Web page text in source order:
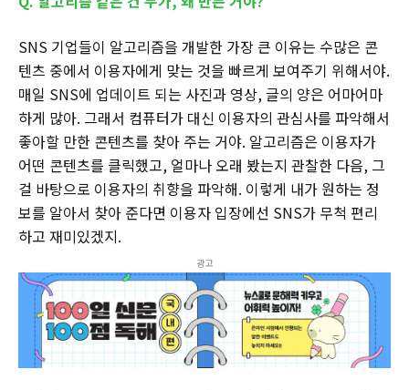
SNS 기업들이 알고리즘을 개발한 가장 큰 이유는 수많은 콘
텐츠 중에서 이용자에게 맞는 것을 빠르게 보여주기 위해서야.
매일 SNS에 업데이트 되는 사진과 영상, 글의 양은 어마어마
하게 많아. 그래서 컴퓨터가 대신 이용자의 관심사를 파악해서
좋아할 만한 콘텐츠를 찾아 주는 거야. 알고리즘은 이용자가
어떤 콘텐츠를 클릭했고, 얼마나 오래 봤는지 관찰한 다음, 그
걸 바탕으로 이용자의 취향을 파악해. 이렇게 내가 원하는 정
보를 알아서 찾아 준다면 이용자 입장에선 SNS가 무척 편리
하고 재미있겠지.
광고